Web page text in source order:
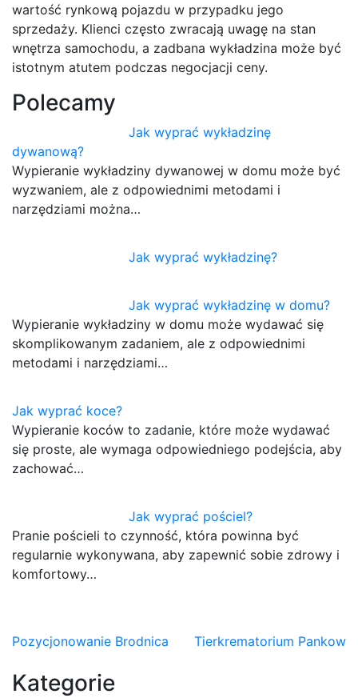
wartość rynkową pojazdu w przypadku jego
sprzedaży. Klienci często zwracają uwagę na stan
wnętrza samochodu, a zadbana wykładzina może być
istotnym atutem podczas negocjacji ceny.
Polecamy
Jak wyprać wykładzinę
dywanową?
Wypieranie wykładziny dywanowej w domu może być
wyzwaniem, ale z odpowiednimi metodami i
narzędziami można…
Jak wyprać wykładzinę?
Jak wyprać wykładzinę w domu?
Wypieranie wykładziny w domu może wydawać się
skomplikowanym zadaniem, ale z odpowiednimi
metodami i narzędziami…
Jak wyprać koce?
Wypieranie koców to zadanie, które może wydawać
się proste, ale wymaga odpowiedniego podejścia, aby
zachować…
Jak wyprać pościel?
Pranie pościeli to czynność, która powinna być
regularnie wykonywana, aby zapewnić sobie zdrowy i
komfortowy…
Nawigacja
wpisu
Pozycjonowanie Brodnica Tierkrematorium Pankow
Kategorie